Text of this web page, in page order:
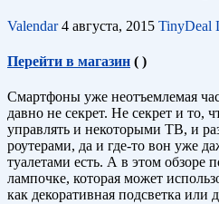
Valendar4 августа, 2015 TinyDeal
Перейти в магазин ( )
Смартфоны уже неотъемлемая
давно не секрет. Не секрет и то,
управлять и некоторыми ТВ, и
роутерами, да и где-то вон уже
туалетами есть. А в этом обзоре
лампочке, которая может
как декоративная подсветка или